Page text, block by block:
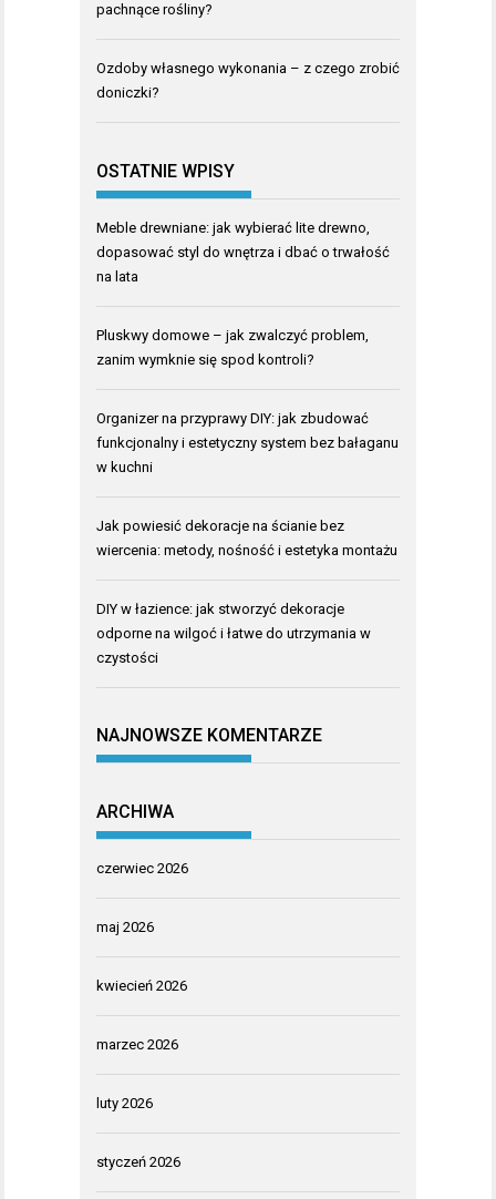
pachnące rośliny?
Ozdoby własnego wykonania – z czego zrobić
doniczki?
OSTATNIE WPISY
Meble drewniane: jak wybierać lite drewno,
dopasować styl do wnętrza i dbać o trwałość
na lata
Pluskwy domowe – jak zwalczyć problem,
zanim wymknie się spod kontroli?
Organizer na przyprawy DIY: jak zbudować
funkcjonalny i estetyczny system bez bałaganu
w kuchni
Jak powiesić dekoracje na ścianie bez
wiercenia: metody, nośność i estetyka montażu
DIY w łazience: jak stworzyć dekoracje
odporne na wilgoć i łatwe do utrzymania w
czystości
NAJNOWSZE KOMENTARZE
ARCHIWA
czerwiec 2026
maj 2026
kwiecień 2026
marzec 2026
luty 2026
styczeń 2026